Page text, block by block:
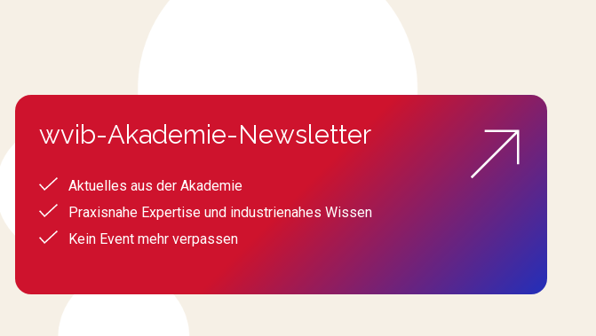
wvib-Akademie-Newsletter
Aktuelles aus der Akademie
Praxisnahe Expertise und industrienahes Wissen
Kein Event mehr verpassen